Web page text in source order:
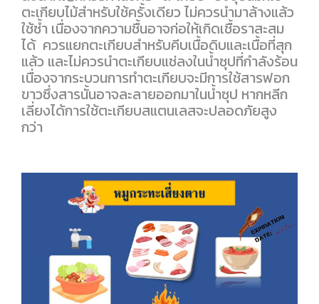
ตะเกียบไม้สำหรับใช้ครั้งเดียว ไม่ควรนำมาล้างแล้ว
ใช้ซ้ำ เนื่องจากความชื้นอาจก่อให้เกิดเชื้อราสะสม
ได้ ควรแยกตะเกียบสำหรับคีบเนื้อดิบและเนื้อที่สุก
แล้ว และไม่ควรนำตะเกียบแช่ลงในน้ำซุปที่กำลังร้อน
เนื่องจากระบวนการทำตะเกียบจะมีการใช้สารฟอก
ขาวซึ่งสารนั้นอาจละลายออกมาในน้ำซุป หากหลีก
เลี่ยงได้การใช้ตะเกียบสแตนเลสจะปลอดภัยสูง
กว่า